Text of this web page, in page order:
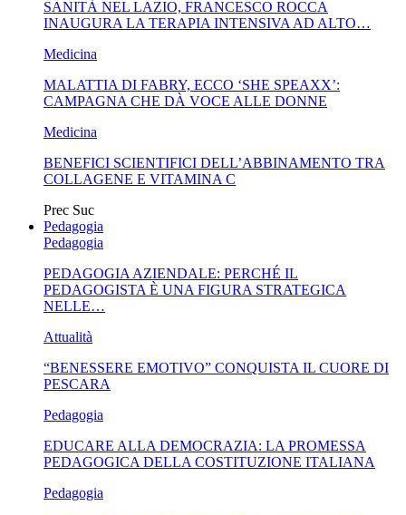
SANITÀ NEL LAZIO, FRANCESCO ROCCA
INAUGURA LA TERAPIA INTENSIVA AD ALTO…
Medicina
MALATTIA DI FABRY, ECCO ‘SHE SPEAXX’:
CAMPAGNA CHE DÀ VOCE ALLE DONNE
Medicina
BENEFICI SCIENTIFICI DELL’ABBINAMENTO TRA
COLLAGENE E VITAMINA C
Prec Suc
Pedagogia
Pedagogia
PEDAGOGIA AZIENDALE: PERCHÉ IL
PEDAGOGISTA È UNA FIGURA STRATEGICA
NELLE…
Attualità
“BENESSERE EMOTIVO” CONQUISTA IL CUORE DI
PESCARA
Pedagogia
EDUCARE ALLA DEMOCRAZIA: LA PROMESSA
PEDAGOGICA DELLA COSTITUZIONE ITALIANA
Pedagogia